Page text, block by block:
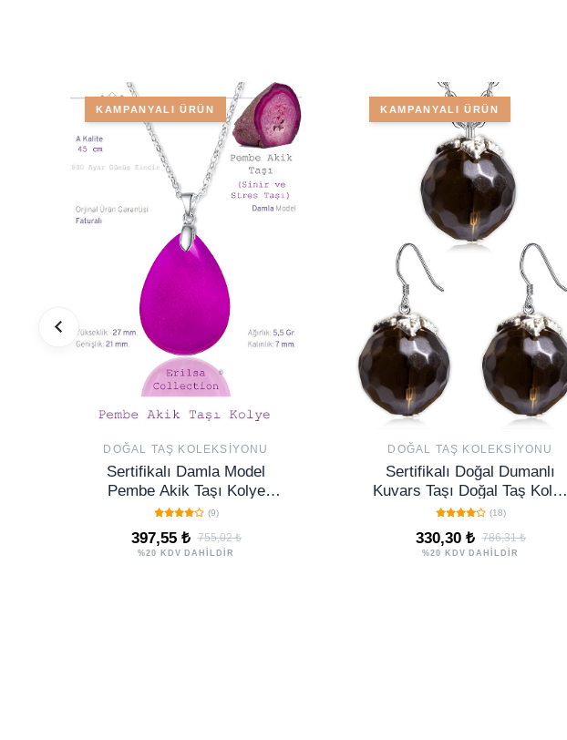
KAMPANYALI ÜRÜN
DOĞAL TAŞ KOLEKSIYONU
Sertifikalı Damla Model
Pembe Akik Taşı Kolye
(GÜMÜŞ APARATLI)
(9)
397,55 ₺ 755,02 ₺
%20 KDV DAHİLDİR
KAMPANYALI ÜRÜN
DOĞAL TAŞ KOLEKSIYONU
Sertifikalı Doğal Dumanlı
Kuvars Taşı Doğal Taş Kolye
Küpe Seti
(18)
330,30 ₺ 786,31 ₺
%20 KDV DAHİLDİR